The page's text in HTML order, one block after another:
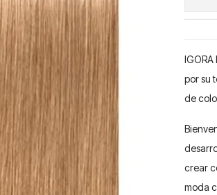
por su
de
crear
moda